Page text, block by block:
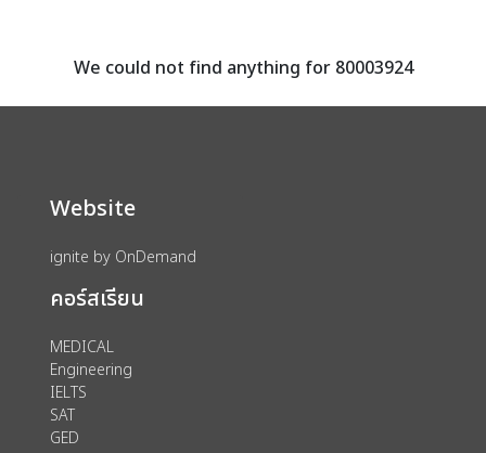
assignment ลงทะเบียน
We could not find anything for 80003924
Website
ignite by OnDemand
คอร์สเรียน
MEDICAL
Engineering
IELTS
SAT
GED